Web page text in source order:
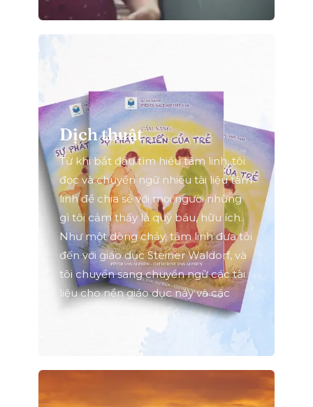
Dịch thuật
Từ khi bắt đầu tìm hiểu tâm linh, tôi
đọc và chuyển ngữ nhiều tài liệu tâm
linh để chia sẻ với mọi người những
gì tôi cảm thấy là quý báu, hữu ích.
Như một dòng chảy, tâm linh đưa tôi
đến với giáo dục Steiner Waldorf, và
tôi chuyển sang chuyển ngữ các tài
liệu cho nền giáo dục này và các
khóa đào tạo giáo viên.